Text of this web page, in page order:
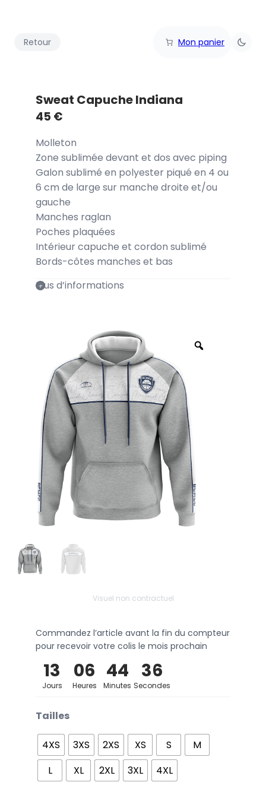
Retour Mon panier
Sweat Capuche Indiana
45 €
Molleton
Zone sublimée devant et dos avec piping
Galon sublimé en polyester piqué en 4 ou
6 cm de large sur manche droite et/ou
gauche
Manches raglan
Poches plaquées
Intérieur capuche et cordon sublimé
Bords-côtes manches et bas
Plus d’informations
Visuel non contractuel
Commandez l’article avant la fin du compteur
pour recevoir votre colis le mois prochain
13
Jours
06
Heures
44
Minutes
36
Secondes
Tailles
4XS 3XS 2XS XS S
M
L
XL 2XL 3XL 4XL